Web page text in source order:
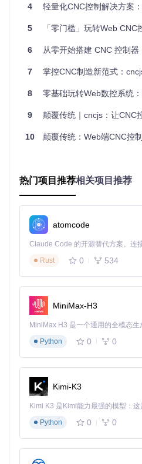
启动服务
访问界面
提示：对于树莓派等嵌入式设
点击"Connect"按钮建立连接
G代码加工流程
在"GCode"面板加载加工文件
通过可视化区域预览刀具路径
3D可视化工具路径，支持缩
点击"Cycle Start"开始加工，
实用功能速览
手动控制：通过Axes面板进行
控制台：直接输入G代码指令进
扩展生态：定制你的CNC
CNCjs提供丰富的扩展机制，满
自定义挂件：通过cncjs-
4 轻量化CNC控制解决方案：
5 「零门槛」玩转Web CNC控
6 从零开始搭建 CNC 控制
7 掌控CNC制造新范式：
8 零基础玩转Web数控系统
9 颠覆传统｜cncjs：让CNC控
10 颠覆传统：Web端CNC控制
热门项目推荐相关项目推荐
atomcode
Rust
0 534
MiniMax-H3
Python
0 0
Kimi-K3
Python
0 0